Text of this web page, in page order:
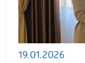
19.01.2026